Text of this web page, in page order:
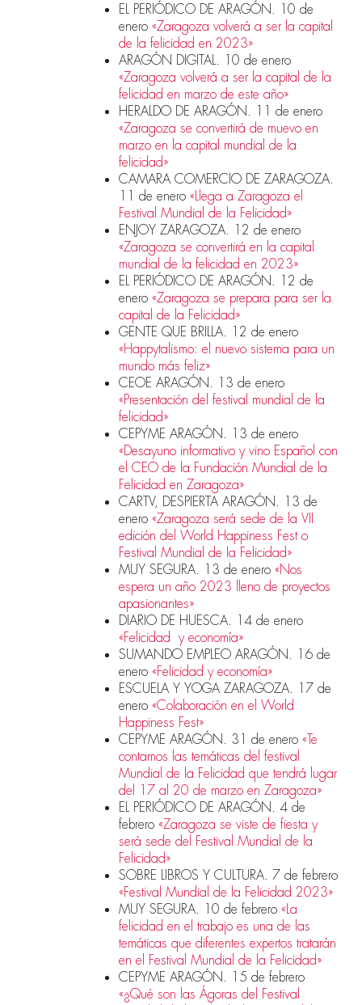
EL PERIÓDICO DE ARAGÓN. 10 de
enero «Zaragoza volverá a ser la capital
de la felicidad en 2023»
ARAGÓN DIGITAL. 10 de enero
«Zaragoza volverá a ser la capital de la
felicidad en marzo de este año»
HERALDO DE ARAGÓN. 11 de enero
«Zaragoza se convertirá de muevo en
marzo en la capital mundial de la
felicidad»
CAMARA COMERCIO DE ZARAGOZA.
11 de enero «Llega a Zaragoza el
Festival Mundial de la Felicidad»
ENJOY ZARAGOZA. 12 de enero
«Zaragoza se convertirá en la capital
mundial de la felicidad en 2023»
EL PERIÓDICO DE ARAGÓN. 12 de
enero «Zaragoza se prepara para ser la
capital de la Felicidad»
GENTE QUE BRILLA. 12 de enero
«Happytalismo: el nuevo sistema para un
mundo más feliz»
CEOE ARAGÓN. 13 de enero
«Presentación del festival mundial de la
felicidad»
CEPYME ARAGÓN. 13 de enero
«Desayuno informativo y vino Español con
el CEO de la Fundación Mundial de la
Felicidad en Zaragoza»
CARTV, DESPIERTA ARAGÓN. 13 de
enero «Zaragoza será sede de la VII
edición del World Happiness Fest o
Festival Mundial de la Felicidad»
MUY SEGURA. 13 de enero «Nos
espera un año 2023 lleno de proyectos
apasionantes»
DIARIO DE HUESCA. 14 de enero
«Felicidad y economía»
SUMANDO EMPLEO ARAGÓN. 16 de
enero «Felicidad y economía»
ESCUELA Y YOGA ZARAGOZA. 17 de
enero «Colaboración en el World
Happiness Fest»
CEPYME ARAGÓN. 31 de enero «Te
contamos las temáticas del festival
Mundial de la Felicidad que tendrá lugar
del 17 al 20 de marzo en Zaragoza»
EL PERIÓDICO DE ARAGÓN. 4 de
febrero «Zaragoza se viste de fiesta y
será sede del Festival Mundial de la
Felicidad»
SOBRE LIBROS Y CULTURA. 7 de febrero
«Festival Mundial de la Felicidad 2023»
MUY SEGURA. 10 de febrero «La
felicidad en el trabajo es una de las
temáticas que diferentes expertos tratarán
en el Festival Mundial de la Felicidad»
CEPYME ARAGÓN. 15 de febrero
«¿Qué son las Ágoras del Festival